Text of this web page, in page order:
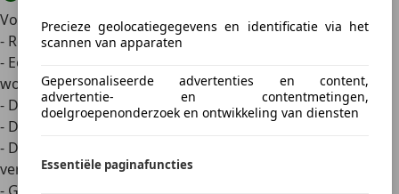
Precieze geolocatiegegevens en identificatie via het
scannen van apparaten
Gepersonaliseerde advertenties en content,
advertentie- en contentmetingen,
doelgroepenonderzoek en ontwikkeling van diensten
Essentiële paginafuncties
Voordelen
- Reageert direct
- Eenvoudige installatie, de motor hoeft niet geopend te
worden
- De loopeigenschappen van de motor blijven behouden
- De motor blijft volledig diagnosegeschikt
- De emissieniveaus blijven behouden en kunnen zelfs
verbeteren